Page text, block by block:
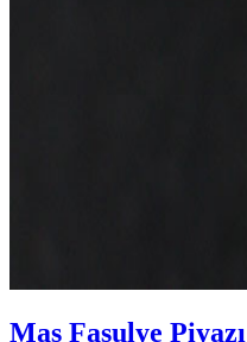
Maş Fasulye Piyazı